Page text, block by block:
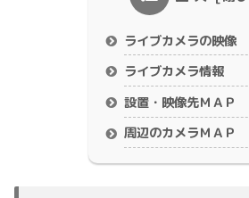
ライブカメラの映像
ライブカメラ情報
設置・映像先ＭＡＰ
周辺のカメラＭＡＰ